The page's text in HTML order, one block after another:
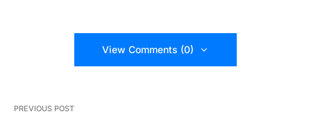
View Comments (0)
PREVIOUS POST